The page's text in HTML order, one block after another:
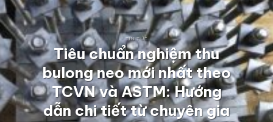
TIN TỨC
Tiêu chuẩn nghiệm thu
bulong neo mới nhất theo
TCVN và ASTM: Hướng
dẫn chi tiết từ chuyên gia